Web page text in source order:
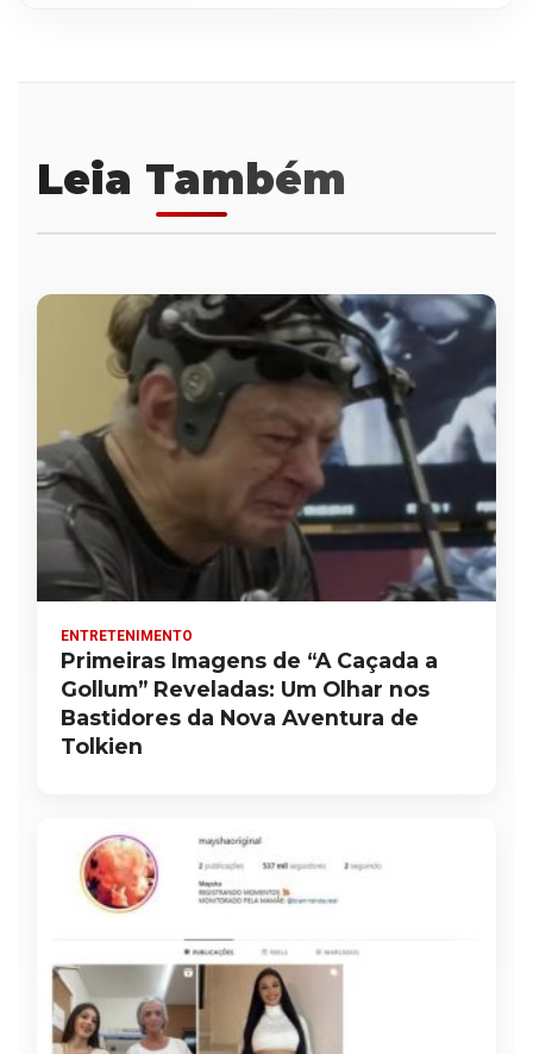
Leia Também
ENTRETENIMENTO
Primeiras Imagens de “A Caçada a
Gollum” Reveladas: Um Olhar nos
Bastidores da Nova Aventura de
Tolkien